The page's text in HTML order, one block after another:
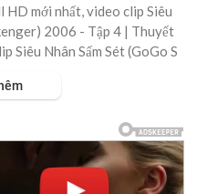
mới nhất, video clip Siêu
2006 - Tập 4 | Thuyết
Siêu Nhân Sấm Sét (GoGo S